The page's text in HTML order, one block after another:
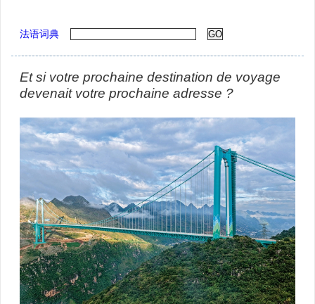
法语词典
Et si votre prochaine destination de voyage
devenait votre prochaine adresse ?